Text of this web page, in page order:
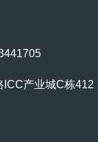
ICC产业城C栋412